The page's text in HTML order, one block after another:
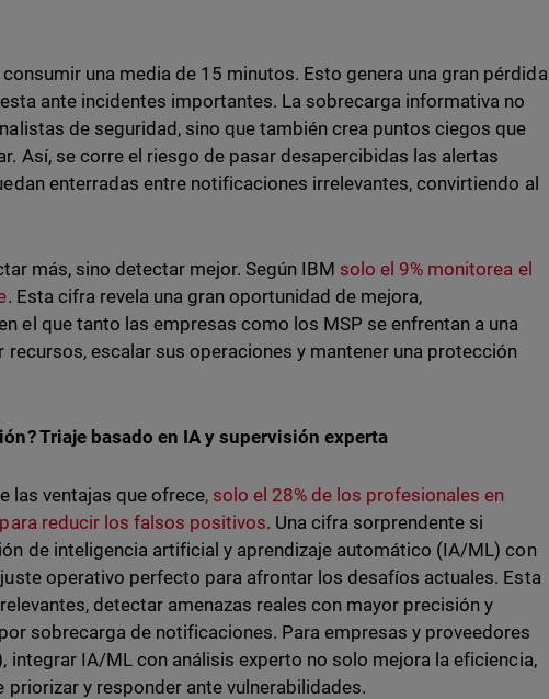
una media de 15 minutos. Esto genera una gran pérdida
ante incidentes importantes. La sobrecarga informativa no
de seguridad, sino que también crea puntos ciegos que
Así, se corre el riesgo de pasar desapercibidas las alertas
enterradas entre notificaciones irrelevantes, convirtiendo al
más, sino detectar mejor. Según IBM solo el 9% monitorea el
. Esta cifra revela una gran oportunidad de mejora,
el que tanto las empresas como los MSP se enfrentan a una
escalar sus operaciones y mantener una protección
Triaje basado en IA y supervisión experta
las ventajas que ofrece, solo el 28% de los profesionales en
reducir los falsos positivos. Una cifra sorprendente si
de inteligencia artificial y aprendizaje automático (IA/ML) con
operativo perfecto para afrontar los desafíos actuales. Esta
detectar amenazas reales con mayor precisión y
sobrecarga de notificaciones. Para empresas y proveedores
integrar IA/ML con análisis experto no solo mejora la eficiencia,
y responder ante vulnerabilidades.